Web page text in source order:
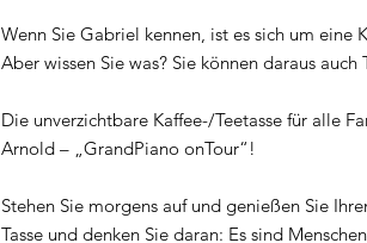
Wenn Sie Gabriel kennen, ist es sich um eine
Aber wissen Sie was? Sie können daraus auch
Die unverzichtbare Kaffee-/Teetasse für alle
Arnold – „GrandPiano onTour“!
Stehen Sie morgens auf und genießen Sie
Tasse und denken Sie daran: Es sind